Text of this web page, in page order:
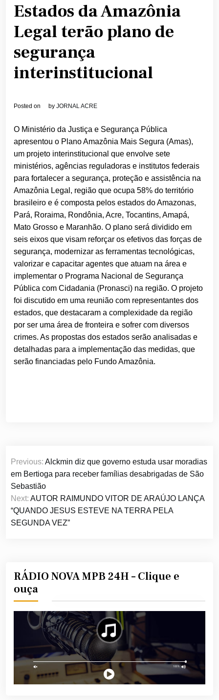
Estados da Amazônia
Legal terão plano de
segurança
interinstitucional
Posted on by JORNAL ACRE
O Ministério da Justiça e Segurança Pública
apresentou o Plano Amazônia Mais Segura (Amas),
um projeto interinstitucional que envolve sete
ministérios, agências reguladoras e institutos federais
para fortalecer a segurança, proteção e assistência na
Amazônia Legal, região que ocupa 58% do território
brasileiro e é composta pelos estados do Amazonas,
Pará, Roraima, Rondônia, Acre, Tocantins, Amapá,
Mato Grosso e Maranhão. O plano será dividido em
seis eixos que visam reforçar os efetivos das forças de
segurança, modernizar as ferramentas tecnológicas,
valorizar e capacitar agentes que atuam na área e
implementar o Programa Nacional de Segurança
Pública com Cidadania (Pronasci) na região. O projeto
foi discutido em uma reunião com representantes dos
estados, que destacaram a complexidade da região
por ser uma área de fronteira e sofrer com diversos
crimes. As propostas dos estados serão analisadas e
detalhadas para a implementação das medidas, que
serão financiadas pelo Fundo Amazônia.
Navegação
de
Post
Previous: Alckmin diz que governo estuda usar moradias
em Bertioga para receber famílias desabrigadas de São
Sebastião
Next: AUTOR RAIMUNDO VITOR DE ARAÚJO LANÇA
“QUANDO JESUS ESTEVE NA TERRA PELA
SEGUNDA VEZ”
RÁDIO NOVA MPB 24H – Clique e
ouça